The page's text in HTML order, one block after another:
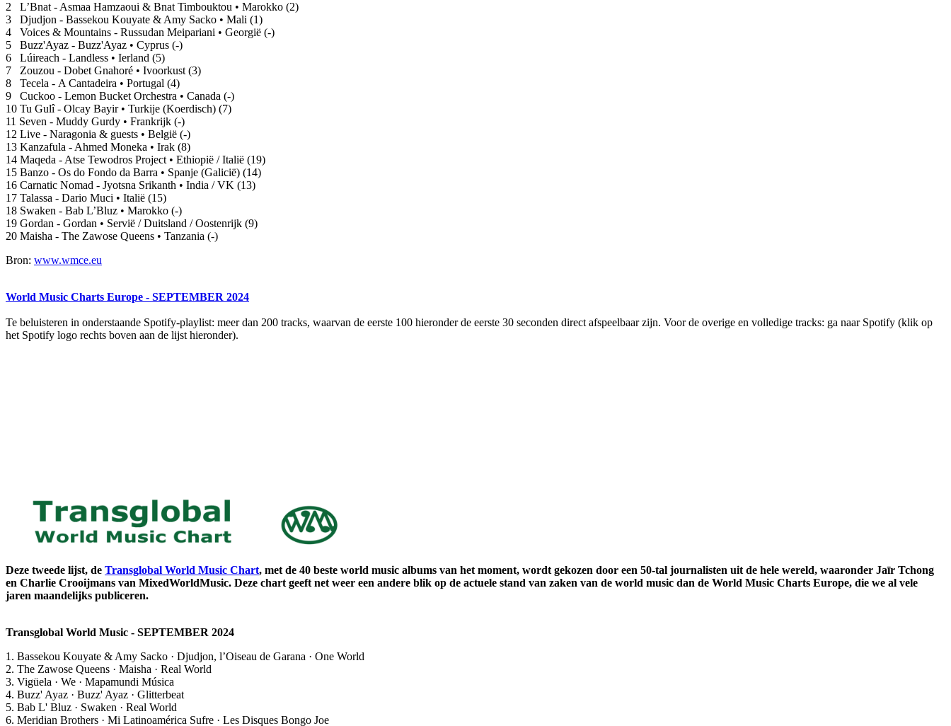
2 L’Bnat - Asmaa Hamzaoui & Bnat Timbouktou • Marokko (2)
3 Djudjon - Bassekou Kouyate & Amy Sacko • Mali (1)
4 Voices & Mountains - Russudan Meipariani • Georgië (-)
5 Buzz'Ayaz - Buzz'Ayaz • Cyprus (-)
6 Lúireach - Landless • Ierland (5)
7 Zouzou - Dobet Gnahoré • Ivoorkust (3)
8 Tecela - A Cantadeira • Portugal (4)
9 Cuckoo - Lemon Bucket Orchestra • Canada (-)
10 Tu Gulî - Olcay Bayir • Turkije (Koerdisch) (7)
11 Seven - Muddy Gurdy • Frankrijk (-)
12 Live - Naragonia & guests • België (-)
13 Kanzafula - Ahmed Moneka • Irak (8)
14 Maqeda - Atse Tewodros Project • Ethiopië / Italië (19)
15 Banzo - Os do Fondo da Barra • Spanje (Galicië) (14)
16 Carnatic Nomad - Jyotsna Srikanth • India / VK (13)
17 Talassa - Dario Muci • Italië (15)
18 Swaken - Bab L’Bluz • Marokko (-)
19 Gordan - Gordan • Servië / Duitsland / Oostenrijk (9)
20 Maisha - The Zawose Queens • Tanzania (-)
Bron: www.wmce.eu
World Music Charts Europe - SEPTEMBER 2024
Te beluisteren in onderstaande Spotify-playlist: meer dan 200 tracks, waarvan de eerste 100 hieronder de eerste 30 seconden direct afspeelbaar zijn. Voor de overige en volledige tracks: ga naar Spotify (klik op
het Spotify logo rechts boven aan de lijst hieronder).
Deze tweede lijst, de Transglobal World Music Chart, met de 40 beste world music albums van het moment, wordt gekozen door een 50-tal journalisten uit de hele wereld, waaronder Jaīr Tchong
en Charlie Crooijmans van MixedWorldMusic. Deze chart geeft net weer een andere blik op de actuele stand van zaken van de world music dan de World Music Charts Europe, die we al vele
jaren maandelijks publiceren.
Transglobal World Music - SEPTEMBER 2024
1. Bassekou Kouyate & Amy Sacko · Djudjon, l’Oiseau de Garana · One World
2. The Zawose Queens · Maisha · Real World
3. Vigüela · We · Mapamundi Música
4. Buzz' Ayaz · Buzz' Ayaz · Glitterbeat
5. Bab L' Bluz · Swaken · Real World
6. Meridian Brothers · Mi Latinoamérica Sufre · Les Disques Bongo Joe